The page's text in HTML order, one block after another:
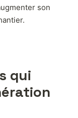
son
qui